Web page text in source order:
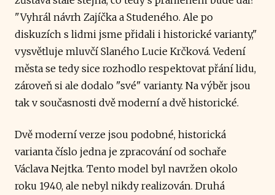
"Vyhrál návrh Zajíčka a Studeného. Ale po
diskuzích s lidmi jsme přidali i historické varianty,"
vysvětluje mluvčí Slaného Lucie Krčková. Vedení
města se tedy sice rozhodlo respektovat přání lidu,
zároveň si ale dodalo "své" varianty. Na výběr jsou
tak v současnosti dvě moderní a dvě historické.
Dvě moderní verze jsou podobné, historická
varianta číslo jedna je zpracování od sochaře
Václava Nejtka. Tento model byl navržen okolo
roku 1940, ale nebyl nikdy realizován. Druhá